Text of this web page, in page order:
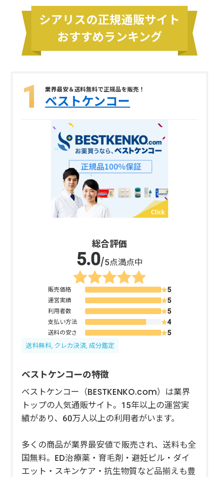
シアリスの正規通販サイト
おすすめランキング
業界最安＆送料無料で正規品を販売！
ベストケンコー
総合評価
/5点満点中
販売価格
運営実績
利用者数
支払い方法
送料の安さ
送料無料, クレカ決済, 成分鑑定
ベストケンコーの特徴
ベストケンコー（BESTKENKO.com）は業界
トップの人気通販サイト。15年以上の運営実
績があり、60万人以上の利用者がいます。
多くの商品が業界最安値で販売され、送料も全
国無料。ED治療薬・育毛剤・避妊ピル・ダイ
エット・スキンケア・抗生物質など品揃えも豊